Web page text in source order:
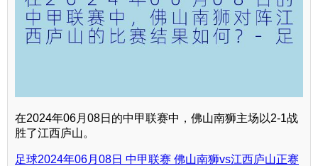
在2024年06月08日的中甲联赛中，佛山南狮主场以2-1战
胜了江西庐山。
足球2024年06月08日 中甲联赛 佛山南狮vs江西庐山正赛